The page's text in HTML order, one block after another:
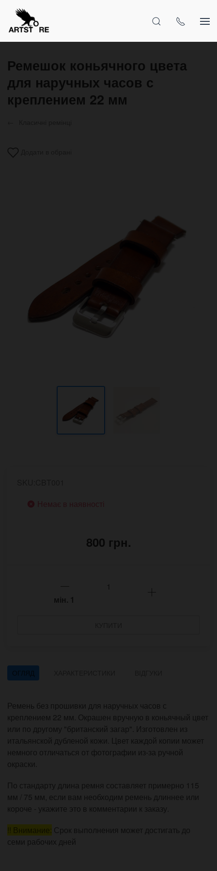
Ремешок коньячного цвета
для наручных часов с
креплением 22 мм
Немає в наявності
800 грн.
мін. 1
ОГЛЯД
Ремень без прошивки для наручных часов с
креплением 22 мм. Окрашен вручную в коньячный цвет
или по другому "британский загар". Изготовлен из
итальянской дубленой кожи. Цвет каждой копии может
немного отличаться от фотографии из-за ручной
окраски.
По стандарту длина ремня составляет примерно 115
мм / 75 мм, если вам необходим ремень длиннее или
короче - укажите это в комментарии к заказу.
!! Внимание: Срок выполнения может достигать до
семи рабочих дней